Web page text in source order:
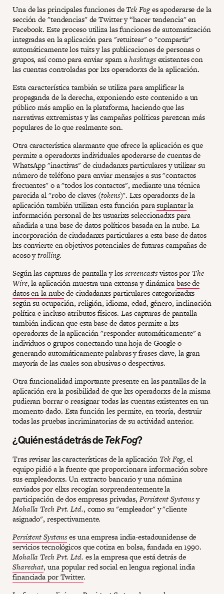
Una de las principales funciones deTek Foges apoderarse de la
sección de "tendencias" de Twitter y “hacer tendencia" en
Facebook. Este proceso utiliza las funciones de automatización
integradas en la aplicación para "retuitear" o "compartir"
automáticamente los tuits y las publicaciones de personas o
grupos, así como para enviar spam ahashtagsexistentes con
las cuentas controladas por lxs operadorxs de la aplicación.
Esta característica también se utiliza para amplificar la
propaganda de la derecha, exponiendo este contenido a un
público más amplio en la plataforma, haciendo que las
narrativas extremistas y las campañas políticas parezcan más
populares de lo que realmente son.
Otra característica alarmante que ofrece la aplicación es que
permite a operadorxs individuales apoderarse de cuentas de
WhatsApp "inactivas" de ciudadanxs particulares y utilizar su
número de teléfono para enviar mensajes a sus "contactos
frecuentes" o a "todos los contactos", mediante una técnica
parecida al "robo de claves (tokens)". Lxs operadorxs de la
aplicación también utilizan esta función parasuplantarla
información personal de lxs usuarixs seleccionadxs para
añadirla a una base de datos políticos basada en la nube. La
incorporación de ciudadanxs particulares a esta base de datos
lxs convierte en objetivos potenciales de futuras campañas de
acoso ytrolling.
Según las capturas de pantalla y losscreencastsvistos por The
Wire, la aplicación muestra una extensa y dinámicabase de
datos en la nubede ciudadanxs particulares categorizadxs
según su ocupación, religión, idioma, edad, género, inclinación
política e incluso atributos físicos. Las capturas de pantalla
también indican que esta base de datos permite a lxs
operadorxs de la aplicación "responder automáticamente" a
individuos o grupos conectando una hoja de Google o
generando automáticamente palabras y frases clave, la gran
mayoría de las cuales son abusivas o despectivas.
Otra funcionalidad importante presente en las pantallas de la
aplicación era la posibilidad de que lxs operadorxs de la misma
pudieran borrar o reasignar todas las cuentas existentes en un
momento dado. Esta función les permite, en teoría, destruir
todas las pruebas incriminatorias de su actividad anterior.
¿Quién está detrás deTek Fog?
Tras revisar las características de la aplicación Tek Fog, el
equipo pidió a la fuente que proporcionara información sobre
sus empleadorxs. Un extracto bancario y una nómina
enviados por ellxs recogían sorprendentemente la
participación de dos empresas privadas, Persistent Systemsy
Mohalla Tech Pvt. Ltd., como su "empleador" y "cliente
asignado", respectivamente.
Persistent Systemses una empresa india-estadounidense de
servicios tecnológicos que cotiza en bolsa, fundada en 1990.
Mohalla Tech Pvt. Ltd. es la empresa que está detrás de
Sharechat, una popular red social en lengua regional india
financiada por Twitter.